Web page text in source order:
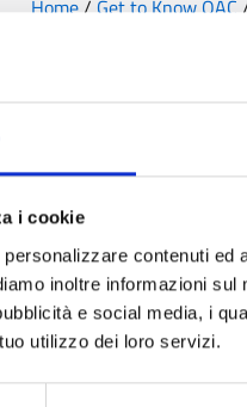
i cookie
contenuti
inoltre informazioni
e social media, i
utilizzo dei loro servizi.
Home / Get to Know OAC
Mark
E-